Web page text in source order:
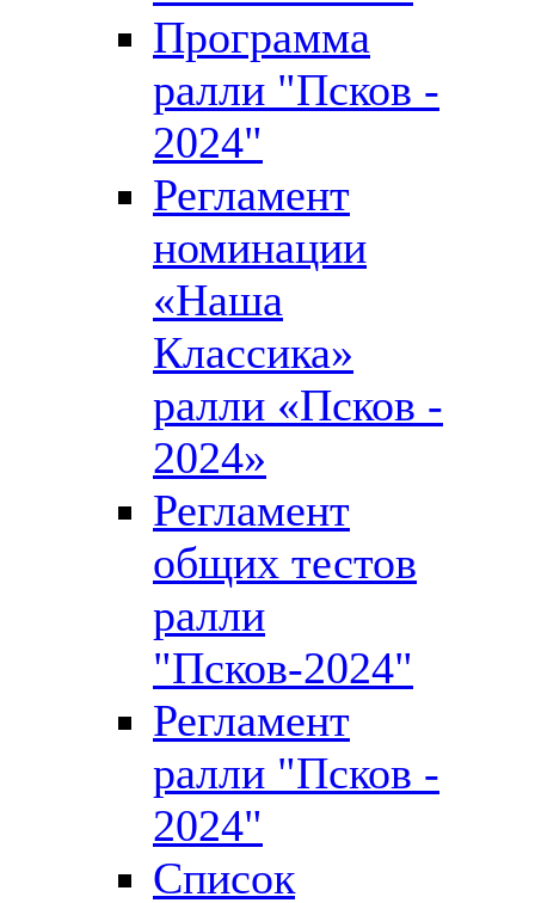
Программа
ралли "Псков -
2024"
Регламент
номинации
«Наша
Классика»
ралли «Псков -
2024»
Регламент
общих тестов
ралли
"Псков-2024"
Регламент
ралли "Псков -
2024"
Список